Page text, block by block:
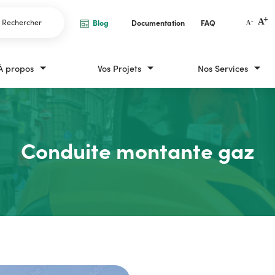
Rechercher Blog Documentation FAQ
propos Vos Projets Nos Services
d'Ariane
Conduite montante gaz